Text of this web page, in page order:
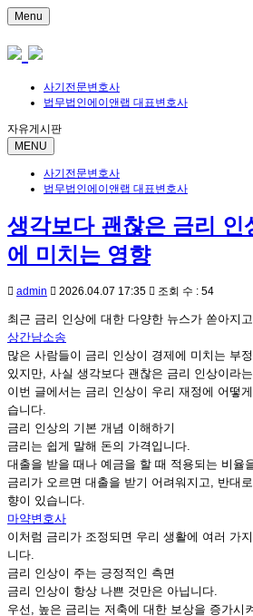
Menu
사기전문변호사
법무법인에이앤랩 대표변호사
자유게시판
MENU
사기전문변호사
법무법인에이앤랩 대표변호사
생각보다 괜찮은 금리 인
에 미치는 영향
admin 2026.04.07 17:35 조회 수 : 54
최근 금리 인상에 대한 다양한 뉴스가 쏟아지
상간남소송
많은 사람들이 금리 인상이 경제에 미치는 부
있지만, 사실 생각보다 괜찮은 금리 인상이라
이번 글에서는 금리 인상이 우리 재정에 어떻
습니다.
금리 인상의 기본 개념 이해하기
금리는 쉽게 말해 돈의 가격입니다.
대출을 받을 때나 예금을 할 때 적용되는 비율
금리가 오르면 대출을 받기 어려워지고, 반대
향이 있습니다.
마약변호사
이처럼 금리가 조정되면 우리 생활에 여러 가
니다.
금리 인상이 주는 긍정적인 측면
금리 인상이 항상 나쁜 것만은 아닙니다.
우선, 높은 금리는 저축에 대한 보상을 증가시